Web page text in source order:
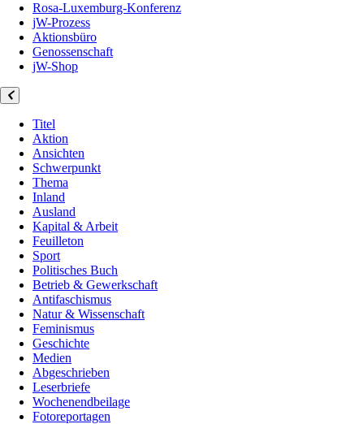
Rosa-Luxemburg-Konferenz
jW-Prozess
Aktionsbüro
Genossenschaft
jW-Shop
Titel
Aktion
Ansichten
Schwerpunkt
Thema
Inland
Ausland
Kapital & Arbeit
Feuilleton
Sport
Politisches Buch
Betrieb & Gewerkschaft
Antifaschismus
Natur & Wissenschaft
Feminismus
Geschichte
Medien
Abgeschrieben
Leserbriefe
Wochenendbeilage
Fotoreportagen